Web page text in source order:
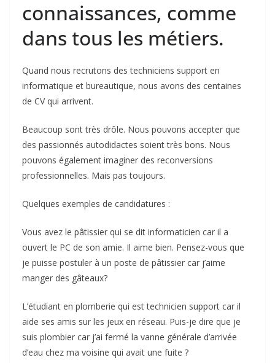
connaissances, comme
dans tous les métiers.
Quand nous recrutons des techniciens support en
informatique et bureautique, nous avons des centaines
de CV qui arrivent.
Beaucoup sont très drôle. Nous pouvons accepter que
des passionnés autodidactes soient très bons. Nous
pouvons également imaginer des reconversions
professionnelles. Mais pas toujours.
Quelques exemples de candidatures :
Vous avez le pâtissier qui se dit informaticien car il a
ouvert le PC de son amie. Il aime bien. Pensez-vous que
je puisse postuler à un poste de pâtissier car j’aime
manger des gâteaux?
L’étudiant en plomberie qui est technicien support car il
aide ses amis sur les jeux en réseau. Puis-je dire que je
suis plombier car j’ai fermé la vanne générale d’arrivée
d’eau chez ma voisine qui avait une fuite ?